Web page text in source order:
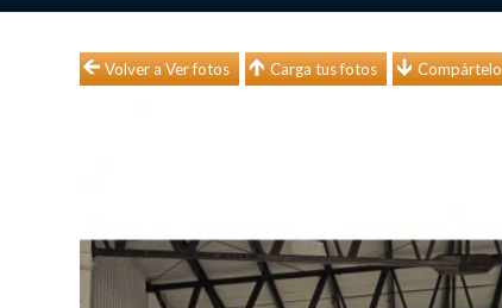
Volver a Ver fotos Carga tus fotos Compártelo